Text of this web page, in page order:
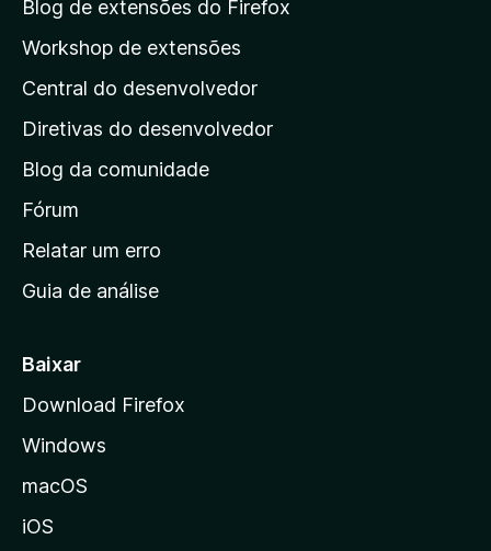
á
g
i
a
i
n
c
a
d
a
z
Blog de extensões do Firefox
Workshop de extensões
Central do desenvolvedor
Diretivas do desenvolvedor
Blog da comunidade
Fórum
Relatar um erro
Guia de análise
Baixar
Download Firefox
Windows
macOS
iOS